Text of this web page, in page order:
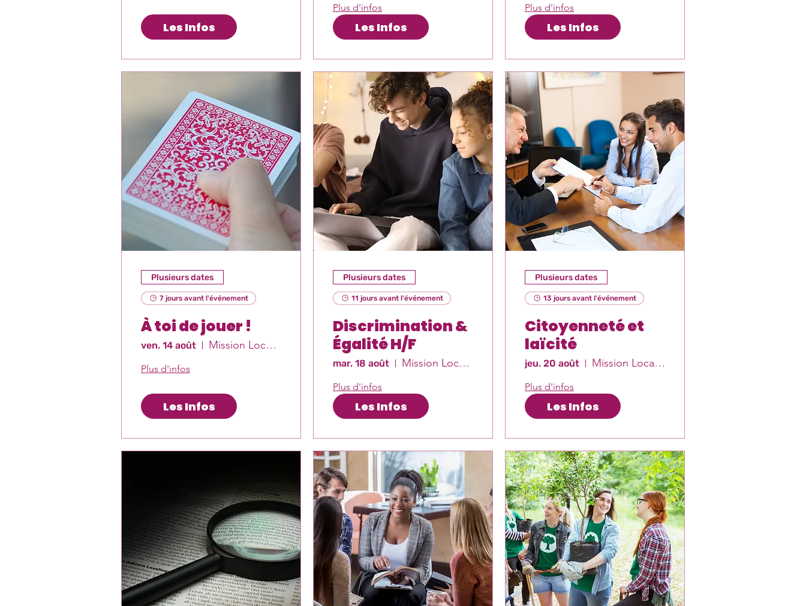
Les Infos
Plus d'infos
Les Infos
Plus d'infos
Les Infos
Plusieurs dates
7 jours avant l'événement
À toi de jouer !
ven. 14 août Mission Locale Est-Var
Plus d'infos
Les Infos
Plusieurs dates
11 jours avant l'événement
Discrimination &
Égalité H/F
mar. 18 août Mission Locale Est-Var
Plus d'infos
Les Infos
Plusieurs dates
13 jours avant l'événement
Citoyenneté et
laïcité
jeu. 20 août Mission Locale Est-Var
Plus d'infos
Les Infos